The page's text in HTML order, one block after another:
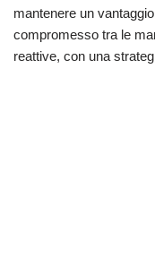
mantenere un
compromesso tra le
reattive, con una